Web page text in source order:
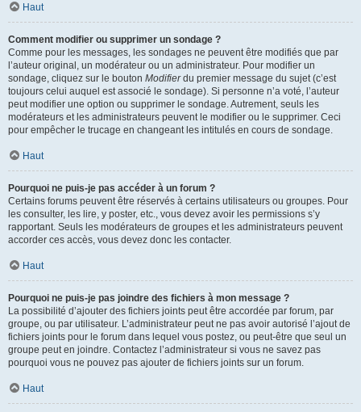
Haut
Comment modifier ou supprimer un sondage ?
Comme pour les messages, les sondages ne peuvent être modifiés que par
l’auteur original, un modérateur ou un administrateur. Pour modifier un
sondage, cliquez sur le bouton Modifierdu premier message du sujet (c’est
toujours celui auquel est associé le sondage). Si personne n’a voté, l’auteur
peut modifier une option ou supprimer le sondage. Autrement, seuls les
modérateurs et les administrateurs peuvent le modifier ou le supprimer. Ceci
pour empêcher le trucage en changeant les intitulés en cours de sondage.
Haut
Pourquoi ne puis-je pas accéder à un forum ?
Certains forums peuvent être réservés à certains utilisateurs ou groupes. Pour
les consulter, les lire, y poster, etc., vous devez avoir les permissions s’y
rapportant. Seuls les modérateurs de groupes et les administrateurs peuvent
accorder ces accès, vous devez donc les contacter.
Haut
Pourquoi ne puis-je pas joindre des fichiers à mon message ?
La possibilité d’ajouter des fichiers joints peut être accordée par forum, par
groupe, ou par utilisateur. L’administrateur peut ne pas avoir autorisé l’ajout de
fichiers joints pour le forum dans lequel vous postez, ou peut-être que seul un
groupe peut en joindre. Contactez l’administrateur si vous ne savez pas
pourquoi vous ne pouvez pas ajouter de fichiers joints sur un forum.
Haut